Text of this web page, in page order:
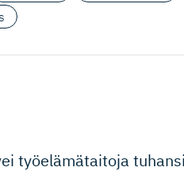
työelämätaitoja